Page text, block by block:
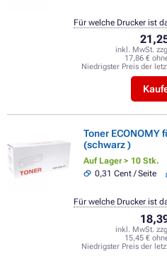
inkl. MwSt.
17,86 €
Niedrigster Preis der
Für welche Drucker ist
Toner ECONOMY
(schwarz )
Auf Lager > 10 Stk.
0,31 Cent / Seite
inkl. MwSt.
15,45 €
Niedrigster Preis der
Für welche Drucker ist